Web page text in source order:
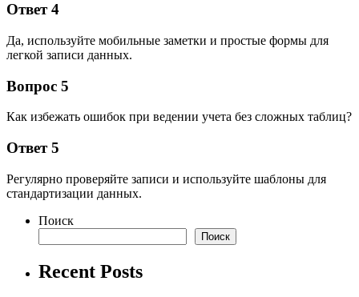
Ответ 4
Да, используйте мобильные заметки и простые формы для
легкой записи данных.
Вопрос 5
Как избежать ошибок при ведении учета без сложных таблиц?
Ответ 5
Регулярно проверяйте записи и используйте шаблоны для
стандартизации данных.
Поиск
Поиск
Recent Posts